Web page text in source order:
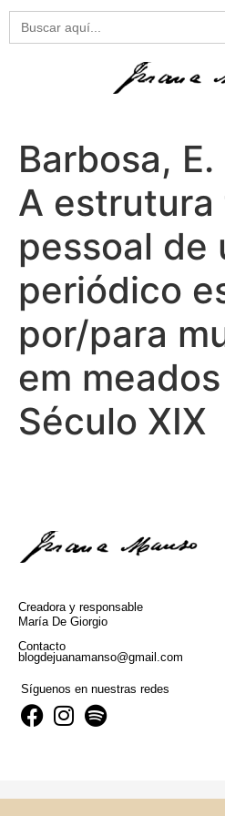
Buscar:
Barbosa,
A estrutura
pessoal de
periódico
por/para
em
Século XIX
Creadora y responsable
María De Giorgio
Contacto
blogdejuanamanso@gmail.com
Síguenos en nuestras redes